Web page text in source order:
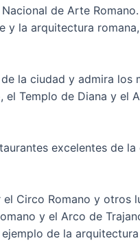
de Arte
y la arquitectura
la ciudad y admira los
Templo de Diana y el
excelentes de
Circo Romano y otros
y el Arco de
de la arquitectura